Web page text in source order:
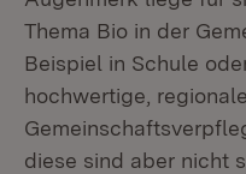
Thema Bio in der
Beispiel in Schule
hochwertige,
diese sind aber nicht